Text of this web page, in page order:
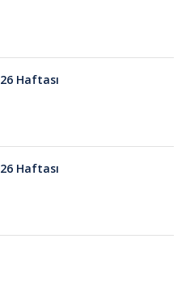
Haftası
Haftası